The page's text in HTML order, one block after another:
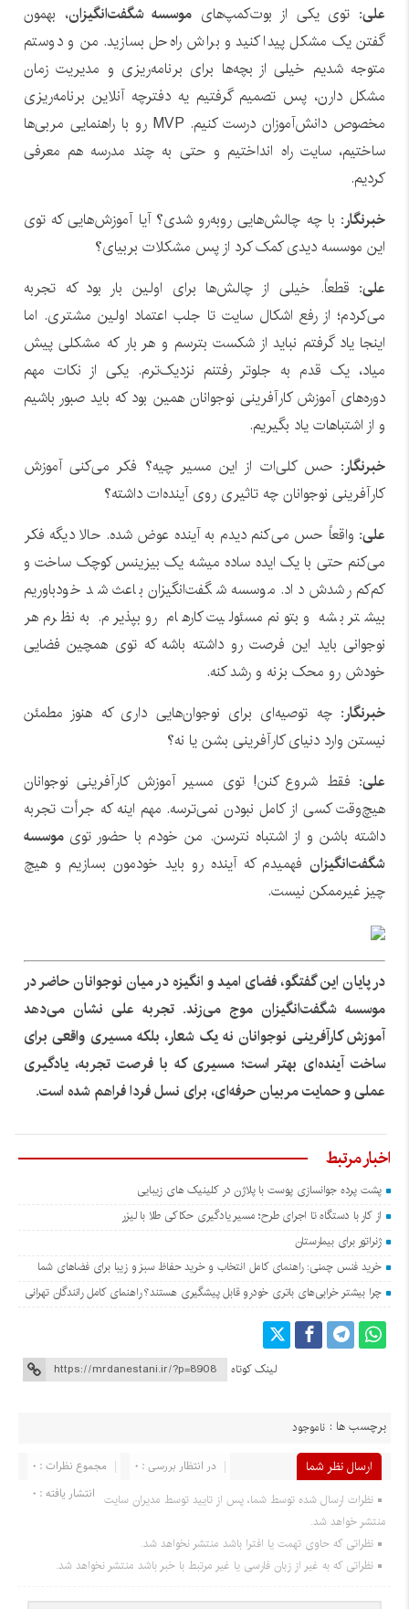
علی: توی یکی از بوت‌کمپ‌های موسسه شگفت‌انگیزان، بهمون
گفتن یک مشکل پیدا کنید و براش راه‌حل بسازید. من و دوستم
متوجه شدیم خیلی از بچه‌ها برای برنامه‌ریزی و مدیریت زمان
مشکل دارن، پس تصمیم گرفتیم یه دفترچه آنلاین برنامه‌ریزی
مخصوص دانش‌آموزان درست کنیم. MVP رو با راهنمایی مربی‌ها
ساختیم، سایت راه انداختیم و حتی به چند مدرسه هم معرفی
کردیم.
خبرنگار: با چه چالش‌هایی روبه‌رو شدی؟ آیا آموزش‌هایی که توی
این موسسه دیدی کمک کرد از پس مشکلات بربیای؟
علی: قطعاً. خیلی از چالش‌ها برای اولین بار بود که تجربه
می‌کردم؛ از رفع اشکال سایت تا جلب اعتماد اولین مشتری. اما
اینجا یاد گرفتم نباید از شکست بترسم و هر بار که مشکلی پیش
میاد، یک قدم به جلوتر رفتنم نزدیک‌ترم. یکی از نکات مهم
دوره‌های آموزش کارآفرینی نوجوانان همین بود که باید صبور باشیم
و از اشتباهات یاد بگیریم.
خبرنگار: حس کلی‌ات از این مسیر چیه؟ فکر می‌کنی آموزش
کارآفرینی نوجوانان چه تاثیری روی آینده‌ات داشته؟
علی: واقعاً حس می‌کنم دیدم به آینده عوض شده. حالا دیگه فکر
می‌کنم حتی با یک ایده ساده میشه یک بیزینس کوچک ساخت و
کم‌کم رشدش داد. موسسه شگفت‌انگیزان باعث شد خودباوریم
بیشتر بشه و بتونم مسئولیت کارهام رو بپذیرم. به نظرم هر
نوجوانی باید این فرصت رو داشته باشه که توی همچین فضایی
خودش رو محک بزنه و رشد کنه.
خبرنگار: چه توصیه‌ای برای نوجوان‌هایی داری که هنوز مطمئن
نیستن وارد دنیای کارآفرینی بشن یا نه؟
علی: فقط شروع کنن! توی مسیر آموزش کارآفرینی نوجوانان
هیچ‌وقت کسی از کامل نبودن نمی‌ترسه. مهم اینه که جرأت تجربه
داشته باشن و از اشتباه نترسن. من خودم با حضور توی موسسه
شگفت‌انگیزانفهمیدم که آینده رو باید خودمون بسازیم و هیچ
چیز غیرممکن نیست.
در پایان این گفتگو، فضای امید و انگیزه در میان نوجوانان حاضر در
موسسه شگفت‌انگیزان موج می‌زند. تجربه علی نشان می‌دهد
آموزش کارآفرینی نوجوانان نه یک شعار، بلکه مسیری واقعی برای
ساخت آینده‌ای بهتر است؛ مسیری که با فرصت تجربه، یادگیری
عملی و حمایت مربیان حرفه‌ای، برای نسل فردا فراهم شده است.
اخبار مرتبط
پشت پرده جوانسازی پوست با پلاژن در کلینیک های زیبایی
از کار با دستگاه تا اجرای طرح؛ مسیر یادگیری حکاکی طلا با لیزر
ژنراتور برای بیمارستان
خرید فنس چمنی: راهنمای کامل انتخاب و خرید حفاظ سبز و زیبا برای فضاهای شما
چرا بیشتر خرابی‌های باتری خودرو قابل پیشگیری هستند؟ راهنمای کامل رانندگان تهرانی
لینک کوتاه
برچسب ها : ناموجود
ارسال نظر شما مجموع نظرات : 0
در انتظار بررسی : 0
انتشار یافته : 0 نظرات ارسال شده توسط شما، پس از تایید توسط مدیران سایت
منتشر خواهد شد.
نظراتی که حاوی تهمت یا افترا باشد منتشر نخواهد شد.
نظراتی که به غیر از زبان فارسی یا غیر مرتبط با خبر باشد منتشر نخواهد شد.